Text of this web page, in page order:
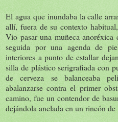
El agua que inundaba la calle
allí, fuera de su contexto
Vio pasar una muñeca anoréxica
seguida por una agenda de
interiores a punto de estallar
silla de plástico serigrafiada con
de cerveza se balanceaba
abalanzarse contra el primer
camino, fue un contendor de
dejándola anclada en un rincón de